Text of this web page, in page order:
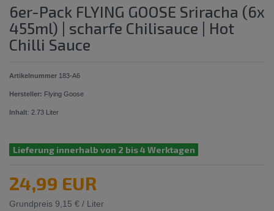
6er-Pack FLYING GOOSE Sriracha (6x
455ml) | scharfe Chilisauce | Hot
Chilli Sauce
Artikelnummer 183-A6
Hersteller: Flying Goose
Inhalt: 2.73 Liter
Lieferung innerhalb von 2 bis 4 Werktagen
24,99 EUR
Grundpreis 9,15 € / Liter